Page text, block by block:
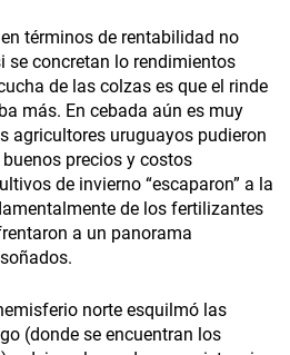
términos de rentabilidad no
se concretan lo rendimientos
de las colzas es que el rinde
más. En cebada aún es muy
agricultores uruguayos pudieron
precios y costos
de invierno “escaparon” a la
de los fertilizantes
a un panorama
norte esquilmó las
(donde se encuentran los